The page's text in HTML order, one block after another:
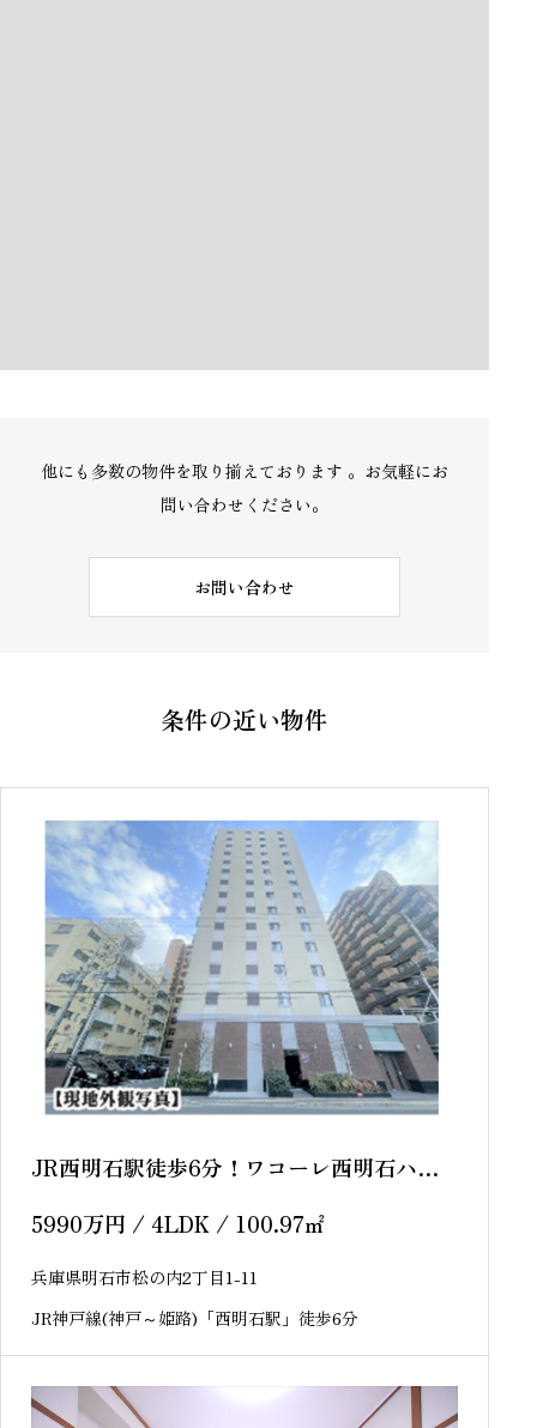
他にも多数の物件を取り揃えております 。お気軽にお
問い合わせください。
お問い合わせ
条件の近い物件
JR西明石駅徒歩6分！ワコーレ西明石ハー
トスクエア 12階 中古マンション
5990万円 / 4LDK / 100.97㎡
兵庫県明石市松の内2丁目1-11
JR神戸線(神戸～姫路)「西明石駅」徒歩6分